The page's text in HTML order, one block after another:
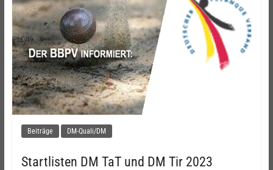
Beiträge DM-Quali/DM
Startlisten DM TaT und DM Tir 2023